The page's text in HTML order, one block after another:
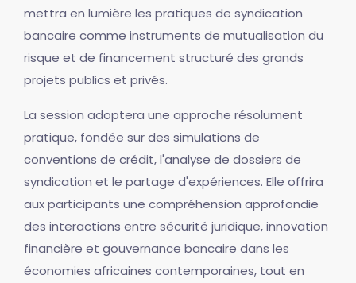
mettra en lumière les pratiques de syndication
bancaire comme instruments de mutualisation du
risque et de financement structuré des grands
projets publics et privés.
La session adoptera une approche résolument
pratique, fondée sur des simulations de
conventions de crédit, l'analyse de dossiers de
syndication et le partage d'expériences. Elle offrira
aux participants une compréhension approfondie
des interactions entre sécurité juridique, innovation
financière et gouvernance bancaire dans les
économies africaines contemporaines, tout en